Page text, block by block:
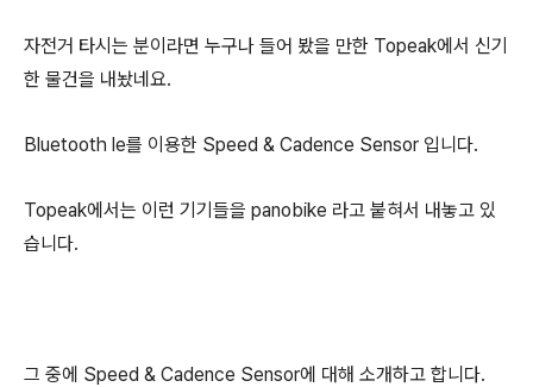
자전거 타시는 분이라면 누구나 들어 봤을 만한 Topeak에서 신기
한 물건을 내놨네요.
Bluetooth le를 이용한 Speed & Cadence Sensor 입니다.
Topeak에서는 이런 기기들을 panobike 라고 붙혀서 내놓고 있
습니다.
그 중에 Speed & Cadence Sensor에 대해 소개하고 합니다.